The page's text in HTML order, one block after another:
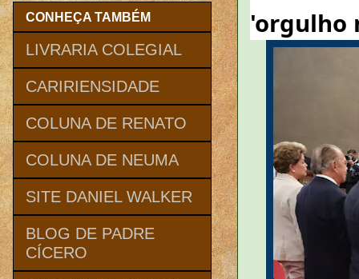
'orgulho
CONHEÇA TAMBÉM
LIVRARIA COLEGIAL
CARIRIENSIDADE
COLUNA DE RENATO
COLUNA DE NEUMA
SITE DANIEL WALKER
BLOG DE PADRE
CÍCERO